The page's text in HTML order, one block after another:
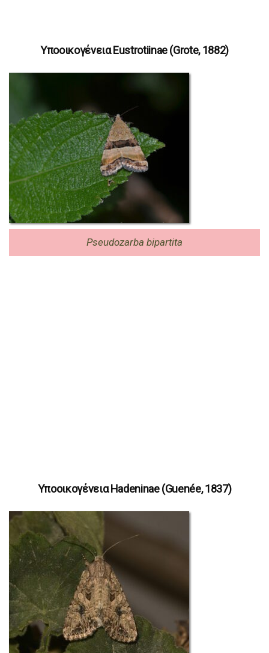
Υποοικογένεια Eustrotiinae (Grote, 1882)
Pseudozarba bipartita
Υποοικογένεια Hadeninae (Guenée, 1837)